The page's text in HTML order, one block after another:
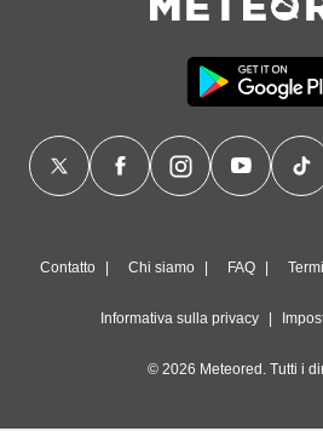
Contatto Chi siamo FAQ
Informativa sulla privacy
© 2026 Meteored. Tutti i